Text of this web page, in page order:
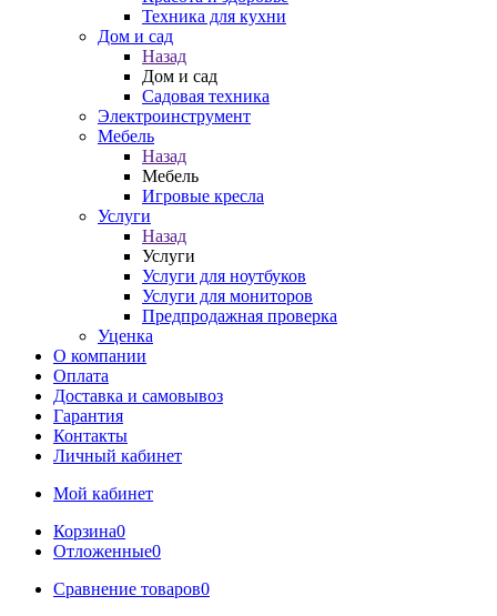
Техника для кухни
Дом и сад
Назад
Дом и сад
Садовая техника
Электроинструмент
Мебель
Назад
Мебель
Игровые кресла
Услуги
Назад
Услуги
Услуги для ноутбуков
Услуги для мониторов
Предпродажная проверка
Уценка
О компании
Оплата
Доставка и самовывоз
Гарантия
Контакты
Личный кабинет
Мой кабинет
Корзина0
Отложенные0
Сравнение товаров0